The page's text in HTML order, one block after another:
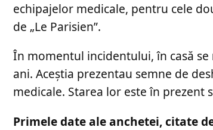
echipajelor medicale, pentru cele
de „Le Parisien”.
În momentul incidentului, în casă
ani. Aceștia prezentau semne de
medicale. Starea lor este în prezent
Primele date ale anchetei, citate